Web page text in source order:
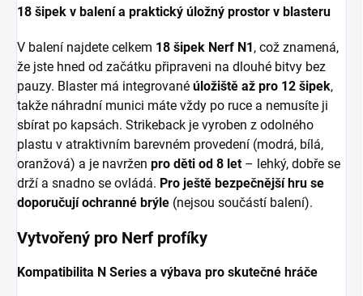
18 šipek v balení a praktický úložný prostor v blasteru
V balení najdete celkem 18 šipek Nerf N1 , což znamená,
že jste hned od začátku připraveni na dlouhé bitvy bez
pauzy. Blaster má integrované úložiště až pro 12 šipek,
takže náhradní munici máte vždy po ruce a nemusíte ji
sbírat po kapsách. Strikeback je vyroben z odolného
plastu v atraktivním barevném provedení (modrá, bílá,
oranžová) a je navržen pro děti od 8 let– lehký, dobře se
drží a snadno se ovládá. Pro ještě bezpečnější hru se
doporučují ochranné brýle (nejsou součástí balení).
Vytvořený pro Nerf profíky
Kompatibilita N Series a výbava pro skutečné hráče